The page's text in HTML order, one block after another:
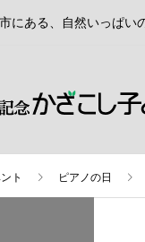
にある、自然いっぱい
ト ピアノの日